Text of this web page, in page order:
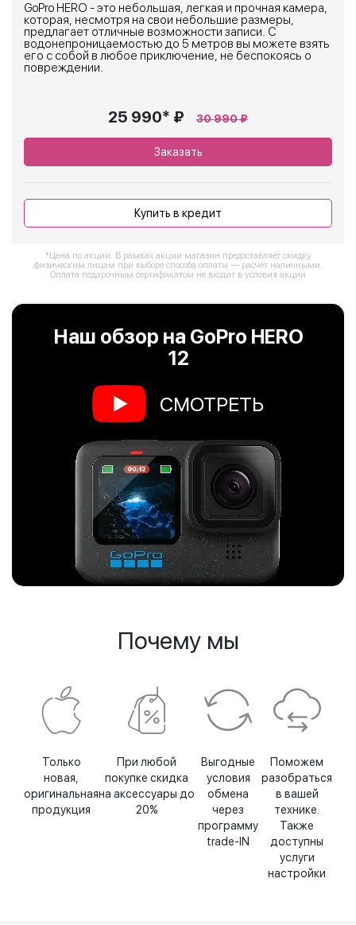
GoPro HERO - это небольшая, легкая и прочная камера,
которая, несмотря на свои небольшие размеры,
предлагает отличные возможности записи. С
водонепроницаемостью до 5 метров вы можете взять
его с собой в любое приключение, не беспокоясь о
повреждении.
25 990* ₽ 30 990 ₽
Заказать
Купить в кредит
*Цена по акции. В рамках акции магазин предоставляет скидку
физическим лицам при выборе способа оплаты — расчет наличными.
Оплата подарочным сертификатом не входит в условия акции
Наш обзор на GoPro HERO
12
СМОТРЕТЬ
Почему мы
Только
новая,
оригинальная
продукция
При любой
покупке скидка
на аксессуары до
20%
Выгодные
условия
обмена
через
программу
trade-IN
Поможем
разобраться
в вашей
технике.
Также
доступны
услуги
настройки